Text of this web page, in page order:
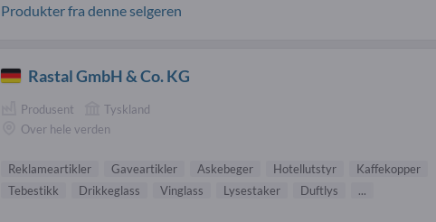
Produkter fra denne selgeren
Rastal GmbH & Co. KG
Produsent
Tyskland
Over hele verden
Reklameartikler Gaveartikler Askebeger Hotellutstyr
Kaffekopper
Tebestikk
Drikkeglass Vinglass Lysestaker Duftlys ...